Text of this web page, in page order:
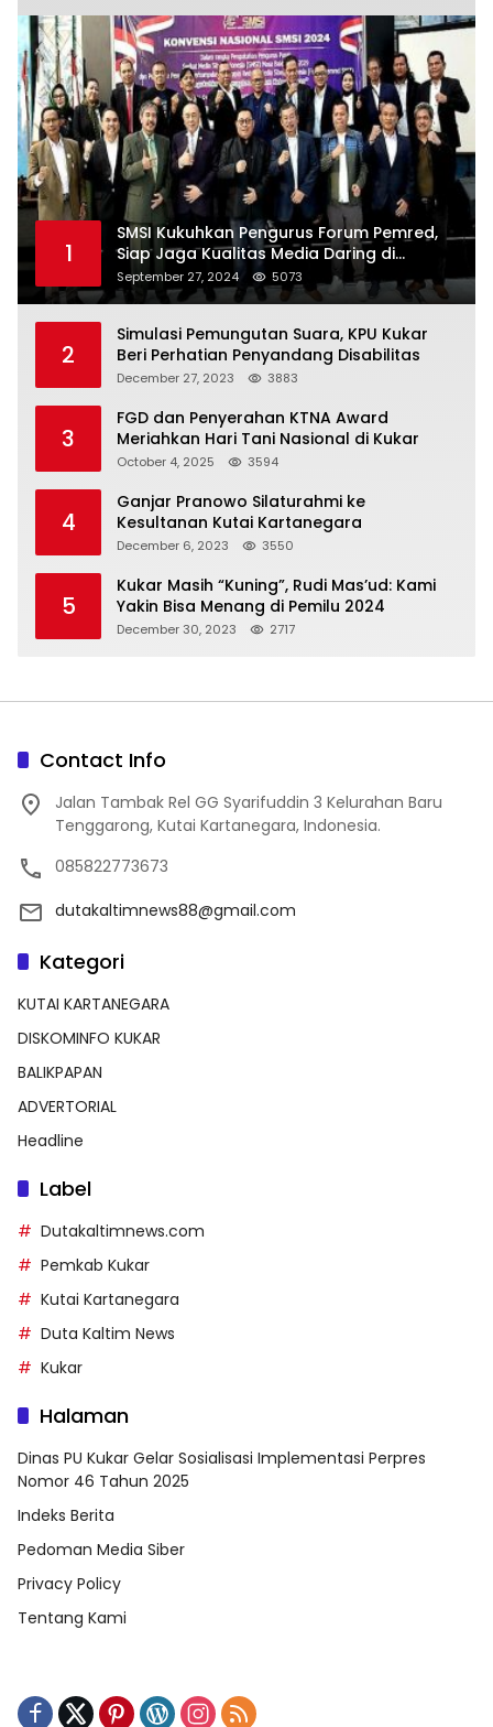
1
SMSI Kukuhkan Pengurus Forum Pemred,
Siap Jaga Kualitas Media Daring di
Indonesia
September 27, 2024 5073
2
Simulasi Pemungutan Suara, KPU Kukar
Beri Perhatian Penyandang Disabilitas
December 27, 2023 3883
3
FGD dan Penyerahan KTNA Award
Meriahkan Hari Tani Nasional di Kukar
October 4, 2025 3594
4
Ganjar Pranowo Silaturahmi ke
Kesultanan Kutai Kartanegara
December 6, 2023 3550
5
Kukar Masih “Kuning”, Rudi Mas’ud: Kami
Yakin Bisa Menang di Pemilu 2024
December 30, 2023 2717
Contact Info
Jalan Tambak Rel GG Syarifuddin 3 Kelurahan Baru
Tenggarong, Kutai Kartanegara, Indonesia.
085822773673
dutakaltimnews88@gmail.com
Kategori
KUTAI KARTANEGARA
DISKOMINFO KUKAR
BALIKPAPAN
ADVERTORIAL
Headline
Label
Dutakaltimnews.com
Pemkab Kukar
Kutai Kartanegara
Duta Kaltim News
Kukar
Halaman
Dinas PU Kukar Gelar Sosialisasi Implementasi Perpres
Nomor 46 Tahun 2025
Indeks Berita
Pedoman Media Siber
Privacy Policy
Tentang Kami